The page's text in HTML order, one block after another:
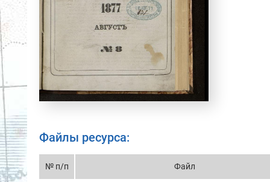
Файлы ресурса:
№ п/п Файл